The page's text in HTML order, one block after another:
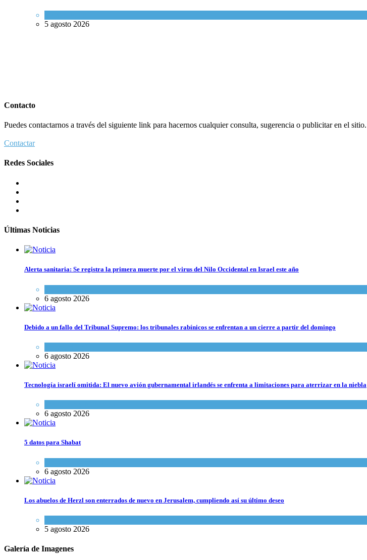
5 agosto 2026
Contacto
Puedes contactarnos a través del siguiente link para hacernos cualquier consulta, sugerencia o publicitar en el sitio.
Contactar
Redes Sociales
Últimas Noticias
Alerta sanitaria: Se registra la primera muerte por el virus del Nilo Occidental en Israel este año
6 agosto 2026
Debido a un fallo del Tribunal Supremo: los tribunales rabínicos se enfrentan a un cierre a partir del domingo
6 agosto 2026
Tecnología israelí omitida: El nuevo avión gubernamental irlandés se enfrenta a limitaciones para aterrizar en la niebla
6 agosto 2026
5 datos para Shabat
6 agosto 2026
Los abuelos de Herzl son enterrados de nuevo en Jerusalem, cumpliendo así su último deseo
5 agosto 2026
Galería de Imagenes